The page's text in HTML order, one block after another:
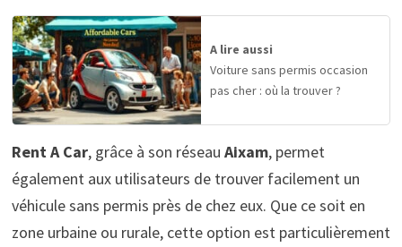
A lire aussi
Voiture sans permis occasion
pas cher : où la trouver ?
Rent A Car, grâce à son réseau Aixam, permet
également aux utilisateurs de trouver facilement un
véhicule sans permis près de chez eux. Que ce soit en
zone urbaine ou rurale, cette option est particulièrement